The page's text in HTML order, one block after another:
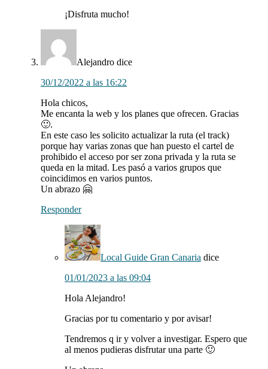
¡Disfruta mucho!
Alejandro dice
30/12/2022 a las 16:22
Hola chicos,
Me encanta la web y los planes que ofrecen. Gracias
🙂.
En este caso les solicito actualizar la ruta (el track)
porque hay varias zonas que han puesto el cartel de
prohibido el acceso por ser zona privada y la ruta se
queda en la mitad. Les pasó a varios grupos que
coincidimos en varios puntos.
Un abrazo 🤗
Responder
Local Guide Gran Canaria dice
01/01/2023 a las 09:04
Hola Alejandro!
Gracias por tu comentario y por avisar!
Tendremos q ir y volver a investigar. Espero que
al menos pudieras disfrutar una parte 🙂